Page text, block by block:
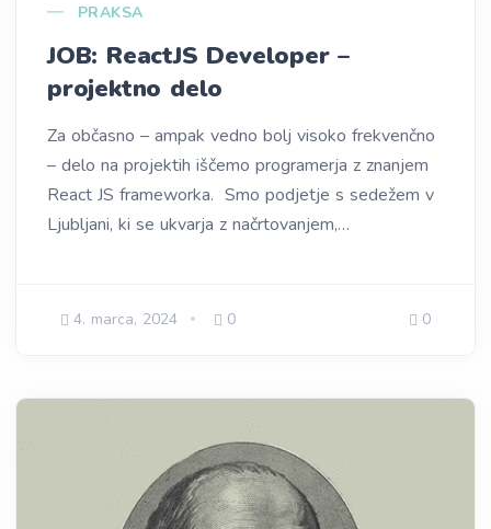
PRAKSA
JOB: ReactJS Developer –
projektno delo
Za občasno – ampak vedno bolj visoko frekvenčno
– delo na projektih iščemo programerja z znanjem
React JS frameworka. Smo podjetje s sedežem v
Ljubljani, ki se ukvarja z načrtovanjem,…
4. marca, 2024 0 0